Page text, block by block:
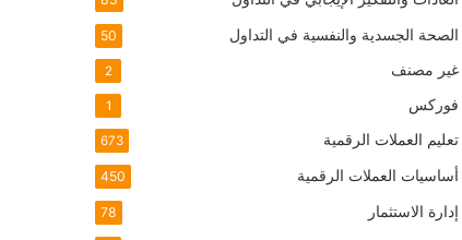
الصحة الجسدية والنفسية في التداول 50
غير مصنف 2
فوركس 1
تعليم العملات الرقمية 673
أساسيات العملات الرقمية 450
إدارة الاستثمار 78